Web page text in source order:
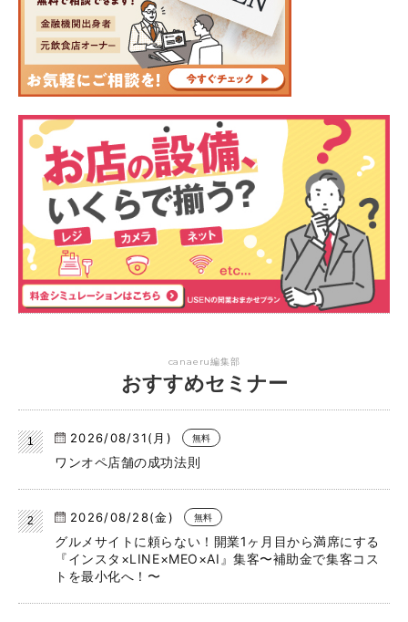
canaeru編集部
おすすめセミナー
2026/08/31(月) 無料
ワンオペ店舗の成功法則
2026/08/28(金) 無料
グルメサイトに頼らない！開業1ヶ月目から満席にする
『インスタ×LINE×MEO×AI』集客〜補助金で集客コス
トを最小化へ！〜